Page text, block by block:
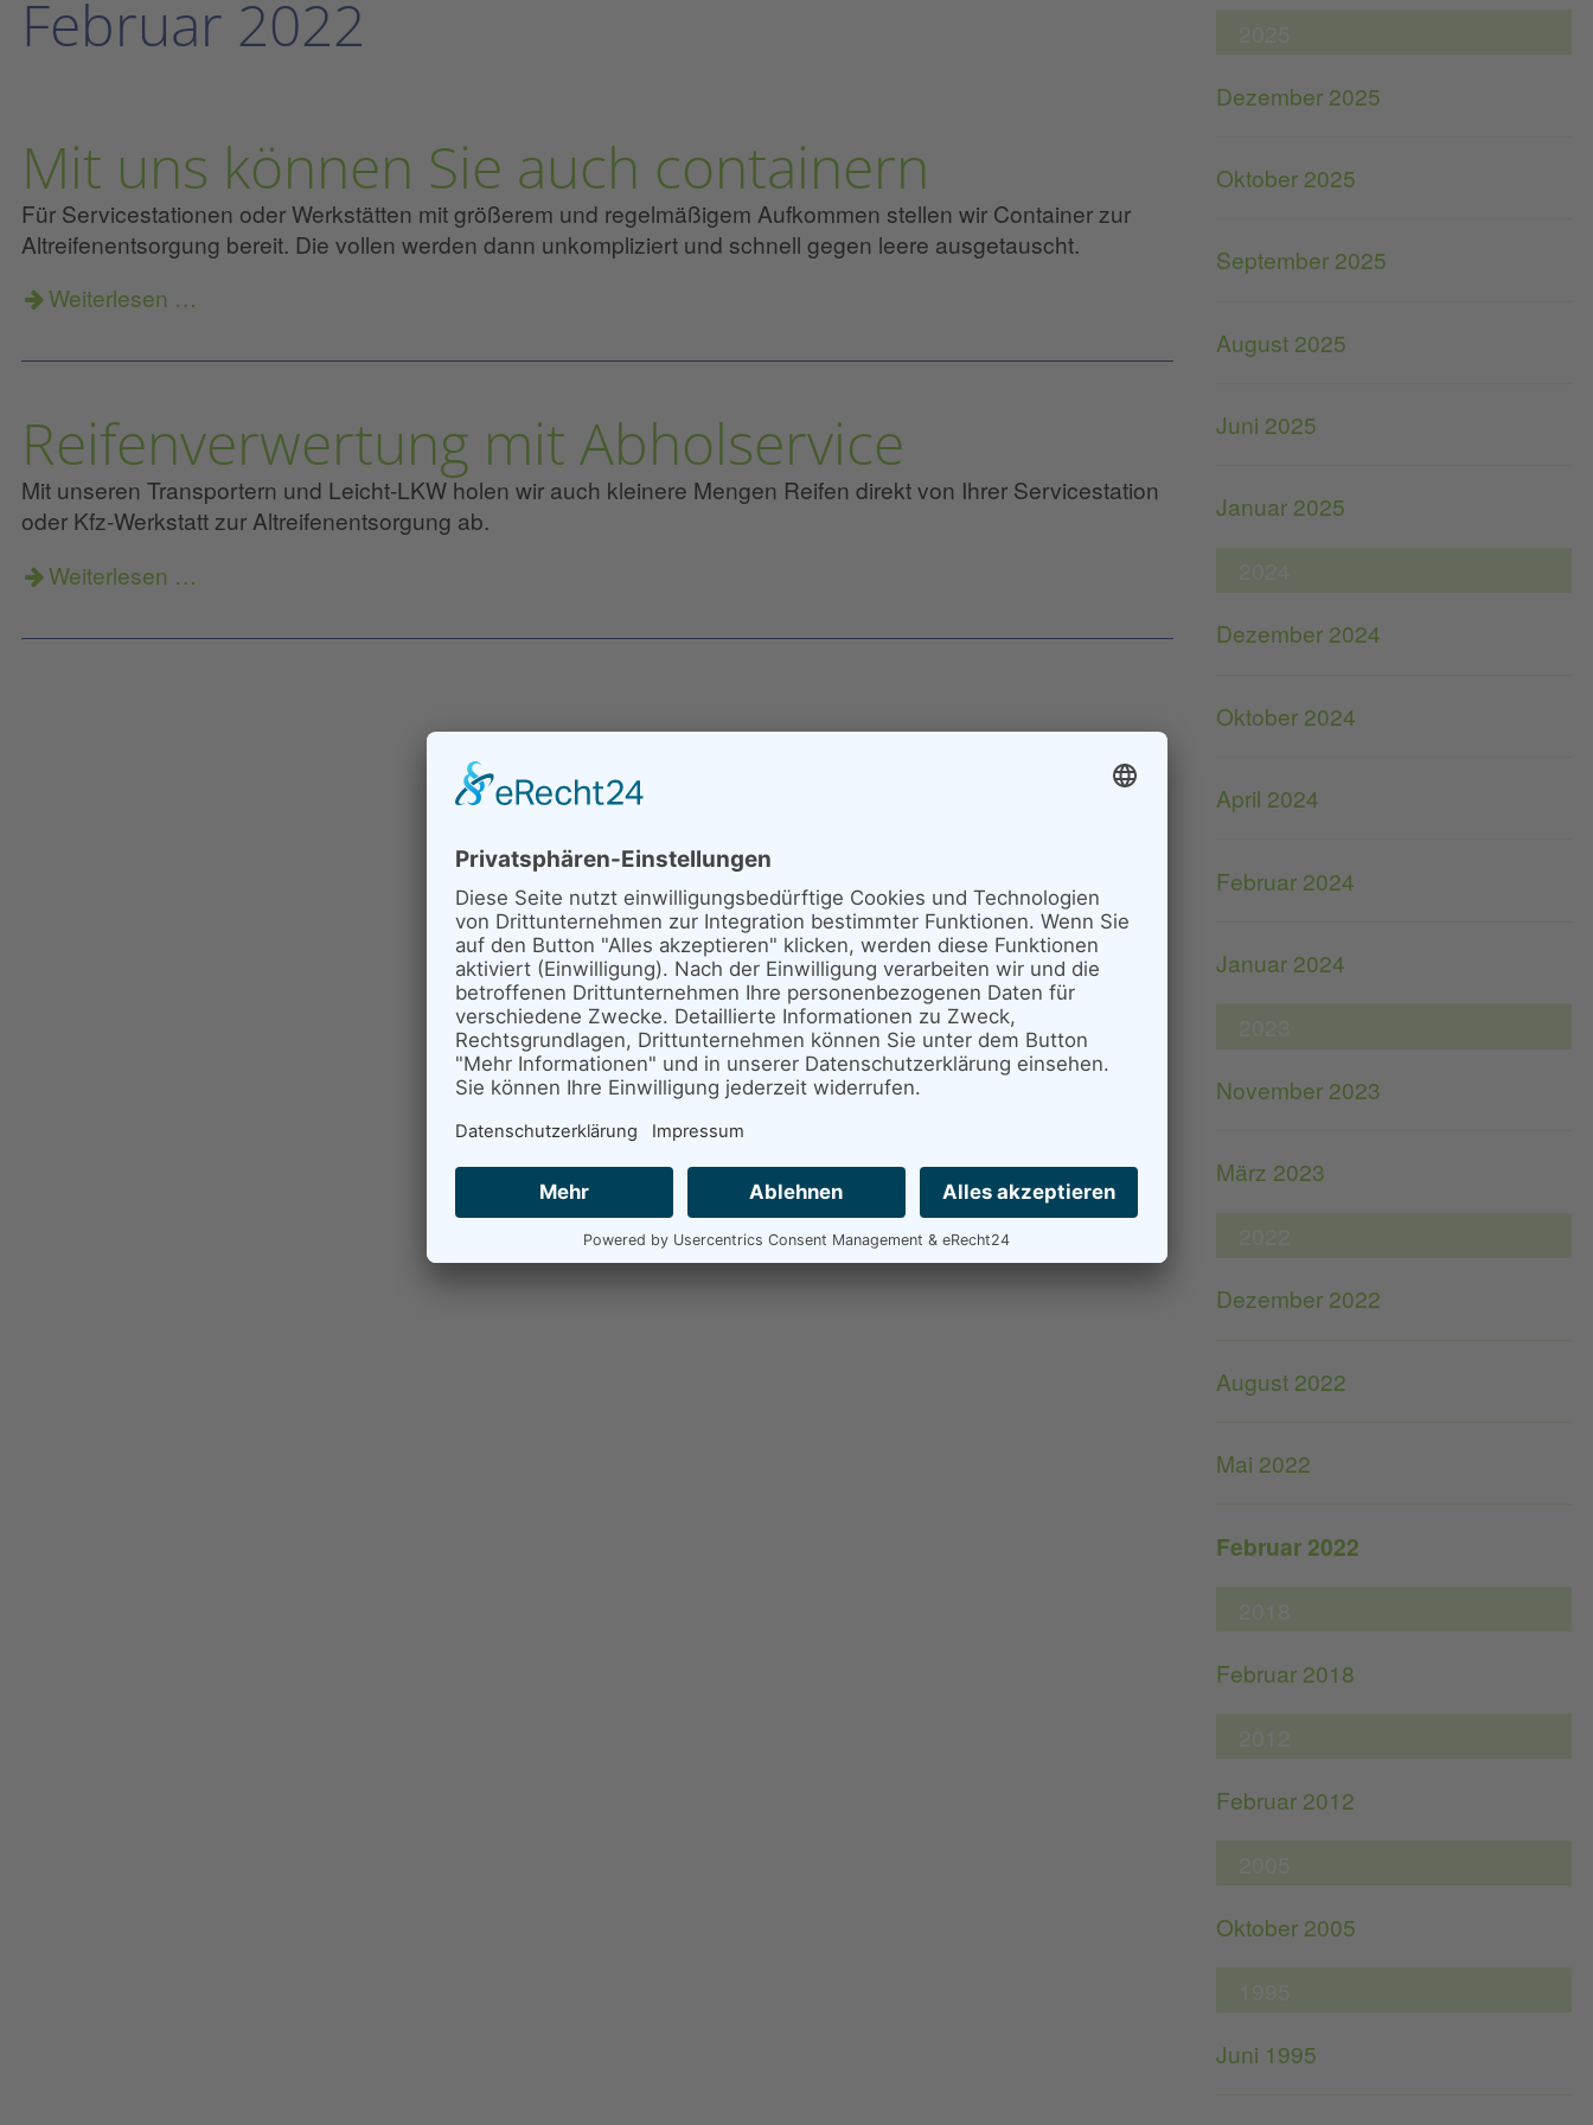
Februar 2022
Mit uns können Sie auch containern
Für Servicestationen oder Werkstätten mit größerem und regelmäßigem Aufkommen stellen wir Container zur
Altreifenentsorgung bereit. Die vollen werden dann unkompliziert und schnell gegen leere ausgetauscht.
Weiterlesen …
Reifenverwertung mit Abholservice
Mit unseren Transportern und Leicht-LKW holen wir auch kleinere Mengen Reifen direkt von Ihrer Servicestation
oder Kfz-Werkstatt zur Altreifenentsorgung ab.
Weiterlesen …
Dezember 2025
Oktober 2025
September 2025
August 2025
Juni 2025
Januar 2025
Dezember 2024
Oktober 2024
April 2024
Februar 2024
Januar 2024
November 2023
März 2023
Dezember 2022
August 2022
Mai 2022
Februar 2022
Februar 2018
Februar 2012
Oktober 2005
Juni 1995